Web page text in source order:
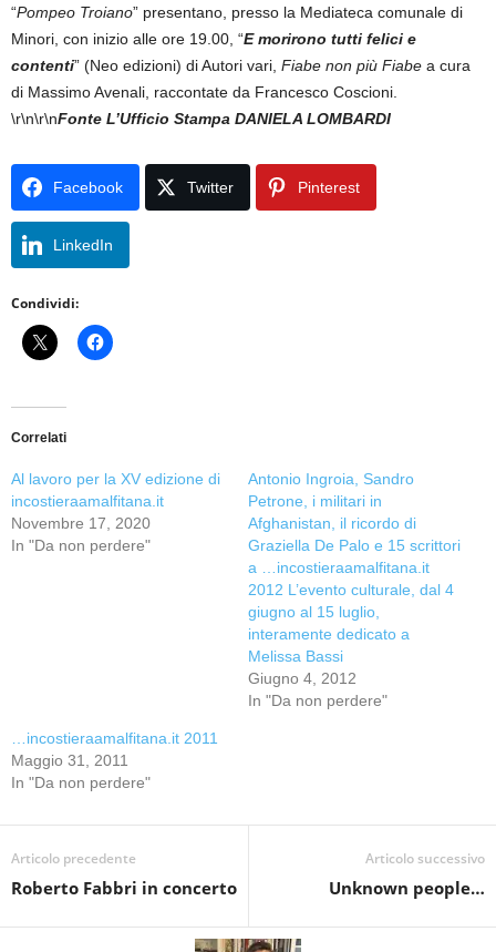
“Pompeo Troiano” presentano, presso la Mediateca comunale di
Minori, con inizio alle ore 19.00, “E morirono tutti felici e
contenti” (Neo edizioni) di Autori vari, Fiabe non più Fiabe a cura
di Massimo Avenali, raccontate da Francesco Coscioni.
\r\n\r\nFonte L’Ufficio Stampa DANIELA LOMBARDI
Facebook Twitter Pinterest
LinkedIn
Condividi:
Correlati
Al lavoro per la XV edizione di
incostieraamalfitana.it
Novembre 17, 2020
In "Da non perdere"
Antonio Ingroia, Sandro
Petrone, i militari in
Afghanistan, il ricordo di
Graziella De Palo e 15 scrittori
a …incostieraamalfitana.it
2012 L’evento culturale, dal 4
giugno al 15 luglio,
interamente dedicato a
Melissa Bassi
Giugno 4, 2012
In "Da non perdere"
…incostieraamalfitana.it 2011
Maggio 31, 2011
In "Da non perdere"
Articolo precedente
Roberto Fabbri in concerto
Articolo successivo
Unknown people…